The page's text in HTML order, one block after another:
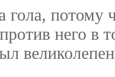
гола, потому
него в